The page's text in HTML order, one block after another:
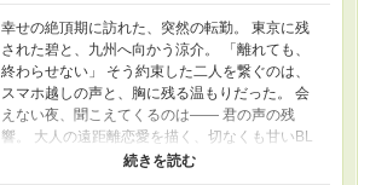
幸せの絶頂期に訪れた、突然の転勤。 東京に残
された碧と、九州へ向かう涼介。 「離れても、
終わらせない」 そう約束した二人を繋ぐのは、
スマホ越しの声と、胸に残る温もりだった。 会
えない夜、聞こえてくるのは—— 君の声の残
響。 大人の遠距離恋愛を描く、切なくも甘いBL
ラブストーリー。 【登場人物】 攻め：片桐 涼介